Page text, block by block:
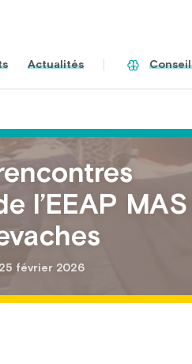
Actualités
l’EEAP
février 2026